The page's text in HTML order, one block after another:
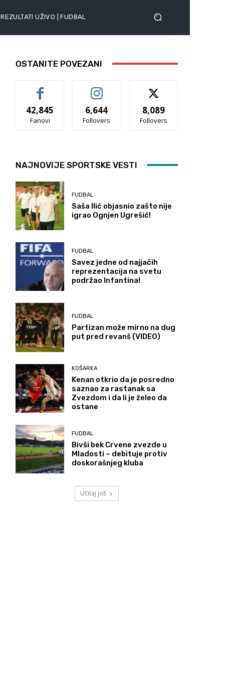
REZULTATI UŽIVO | FUDBAL
OSTANITE POVEZANI
42,845
Fanovi
6,644
Follovers
8,089
Follovers
NAJNOVIJE SPORTSKE VESTI
FUDBAL
Saša Ilić objasnio zašto nije
igrao Ognjen Ugrešić!
FUDBAL
Savez jedne od najjačih
reprezentacija na svetu
podržao Infantina!
FUDBAL
Partizan može mirno na dug
put pred revanš (VIDEO)
KOŠARKA
Kenan otkrio da je posredno
saznao za rastanak sa
Zvezdom i da li je želeo da
ostane
FUDBAL
Bivši bek Crvene zvezde u
Mladosti – debituje protiv
doskorašnjeg kluba
Učitaj još